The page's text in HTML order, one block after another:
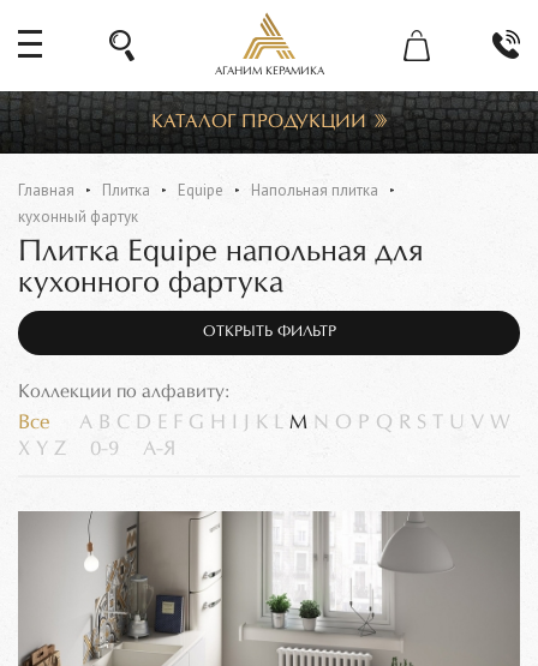
АГАНИМ КЕРАМИКА
КАТАЛОГ ПРОДУКЦИИ
Главная Плитка Equipe
Напольная плитка
кухонный фартук
Плитка Equipe напольная для
кухонного фартука
ОТКРЫТЬ ФИЛЬТР
Коллекции по алфавиту:
Все A B C D E F G H K L M N O P Q R S U V W
X Y Z 0-9 А-Я